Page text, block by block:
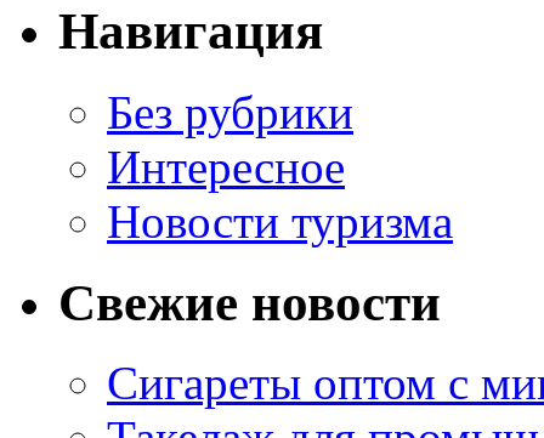
Навигация
Без рубрики
Интересное
Новости туризма
Свежие новости
Сигареты оптом с